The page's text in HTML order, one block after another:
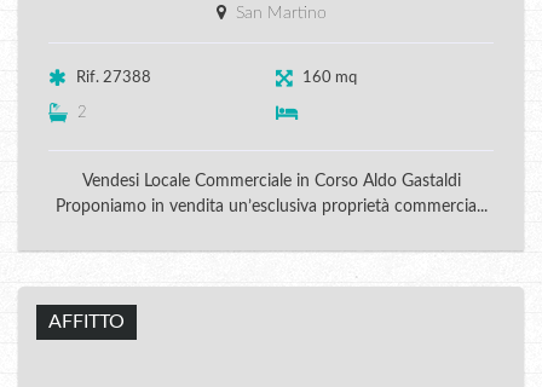
San Martino
Rif. 27388 160 mq
2
Vendesi Locale Commerciale in Corso Aldo Gastaldi
Proponiamo in vendita un’esclusiva proprietà commercia...
AFFITTO